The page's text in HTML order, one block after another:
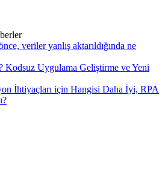
veriler yanlış aktarıldığında ne
Uygulama Geliştirme ve Yeni
İhtiyaçları için Hangisi Daha İyi, RPA